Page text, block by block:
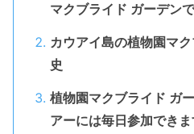
マクブライド ガーデン
カウアイ島の植物園マ
史
植物園マクブライド ガ
アーには毎日参加でき